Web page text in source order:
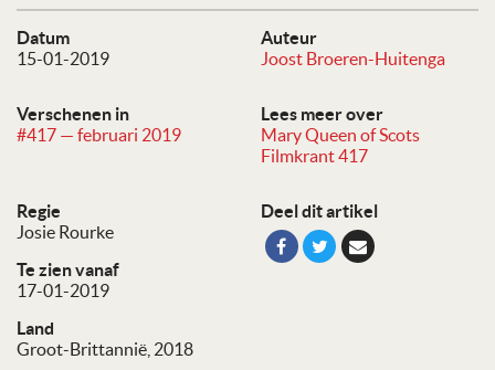
Datum
15-01-2019
Auteur
Joost Broeren-Huitenga
Verschenen in
#417 — februari 2019
Lees meer over
Mary Queen of Scots
Filmkrant 417
Regie
Josie Rourke
Te zien vanaf
17-01-2019
Land
Groot-Brittannië, 2018
Deel dit artikel